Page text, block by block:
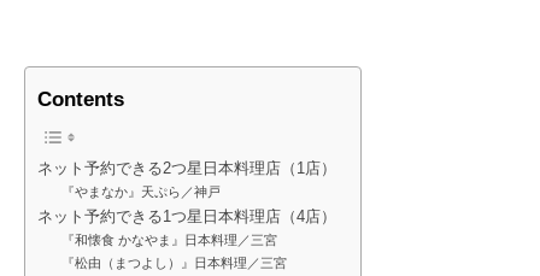
Contents
ネット予約できる2つ星日本料理店（1店）
『やまなか』天ぷら／神戸
ネット予約できる1つ星日本料理店（4店）
『和懐食 かなやま』日本料理／三宮
『松由（まつよし）』日本料理／三宮